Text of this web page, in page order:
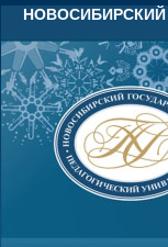
НОВОСИБИРСКИЙ